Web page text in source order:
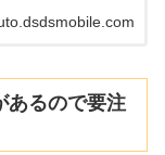
ています。
あるので要注